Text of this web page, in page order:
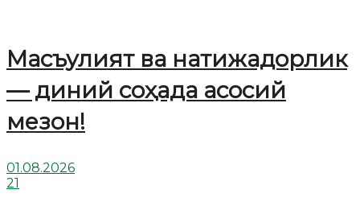
Масъулият ва натижадорлик
— диний соҳада асосий
мезон!
01.08.2026
21